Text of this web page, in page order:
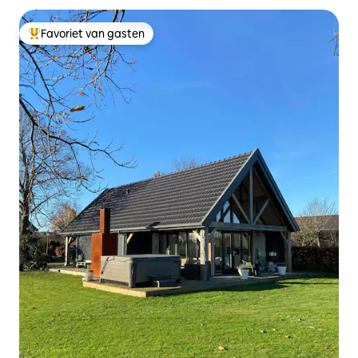
Topfavoriet van gasten
Favoriet van gasten